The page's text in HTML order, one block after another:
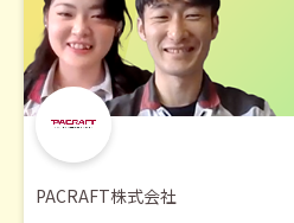
PACRAFT株式会社